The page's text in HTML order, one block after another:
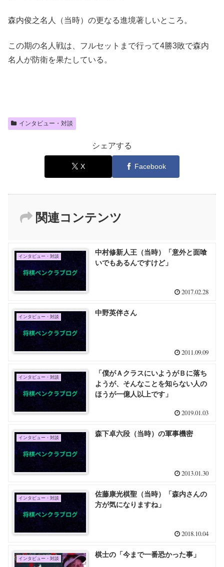
森内俊之名人（当時）の更なる進境著しいところ。
この期の名人戦は、フルセットまで行って4勝3敗で森内
名人が防衛を果たしている。
インタビュー・対談
シェアする
X Facebook
関連コンテンツ
インタビュー・対談
中村修新人王（当時）「意外と面喰
いでもあるんですけど」
2017.02.28
インタビュー・対談 中野英伴さん
2011.09.09
インタビュー・対談
「僕がＡクラスにいようがＢに落ち
ようが、そんなことを知らない人の
ほうが一億人以上です」
2019.01.03
インタビュー・対談 森下卓六段（当時）の軍事機密
2013.01.30
インタビュー・対談
佐藤康光棋聖（当時）「森内さんの
方が気になりますね」
2018.10.04
インタビュー・対談 棋士の「今まで一番恐かった事」